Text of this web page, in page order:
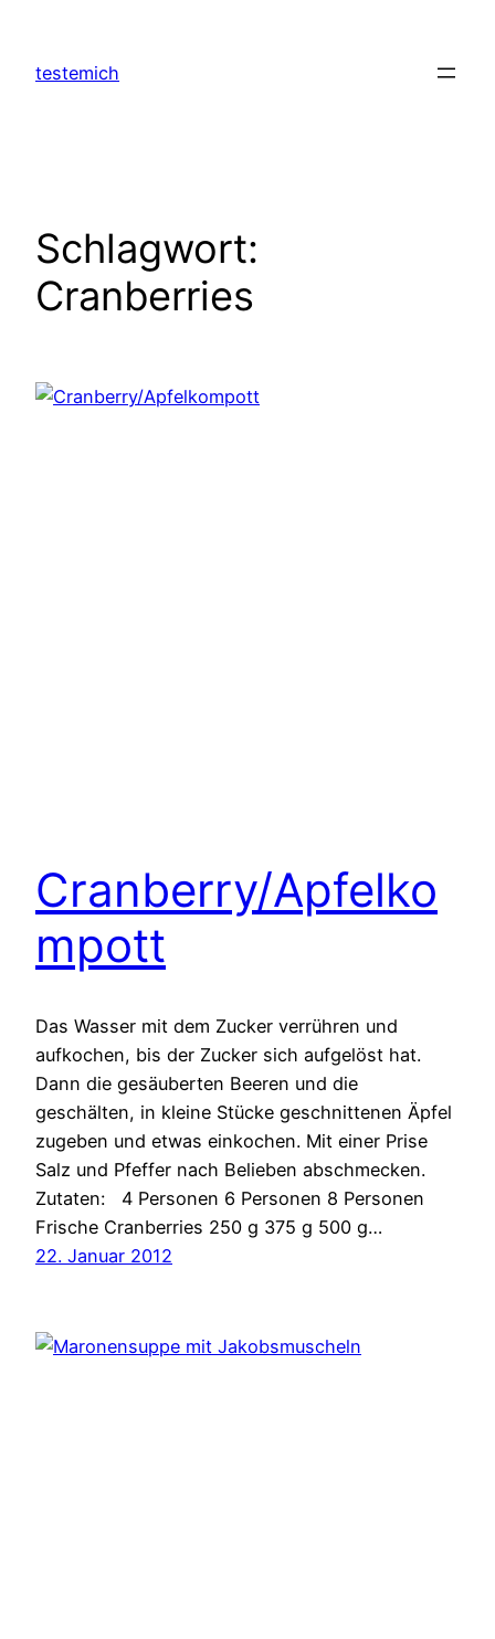
springen
testemich
Schlagwort:
Cranberries
Cranberry/Apfelko
mpott
Das Wasser mit dem Zucker verrühren und
aufkochen, bis der Zucker sich aufgelöst hat.
Dann die gesäuberten Beeren und die
geschälten, in kleine Stücke geschnittenen Äpfel
zugeben und etwas einkochen. Mit einer Prise
Salz und Pfeffer nach Belieben abschmecken.
Zutaten: 4 Personen 6 Personen 8 Personen
Frische Cranberries 250 g 375 g 500 g…
22. Januar 2012